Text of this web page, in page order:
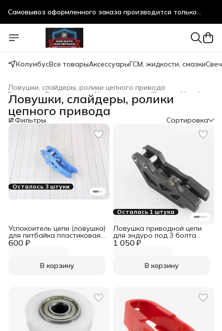
Самовывоз оформленного заказа производится только
Самовывоз оформленного заказа производится только
после предварительного согласования!
КолумбусВсе товарыАксессуарыГСМ, жидкости, смазки
Ловушки, слайдеры, ролики цепного привода
Цепной привод (Звезды, Цепи)
Все товары ›
Главная
Ловушки, слайдеры, ролики
цепного привода
Фильтры Сортировка
Осталось 3 штуки
600 ₽
Успокоитель цепи (ловушка)
для питбайка пластиковая
универсальная SM-PARTS
В корзину
Осталась 1 штука
1 050 ₽
Ловушка приводной цепи
для эндуро под 3 болта
(180 мм, 30 мм, 70 мм)
В корзину